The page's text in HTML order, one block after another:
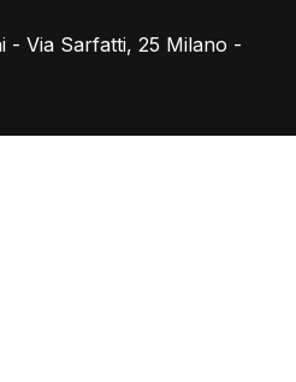
- Via Sarfatti, 25 Milano -